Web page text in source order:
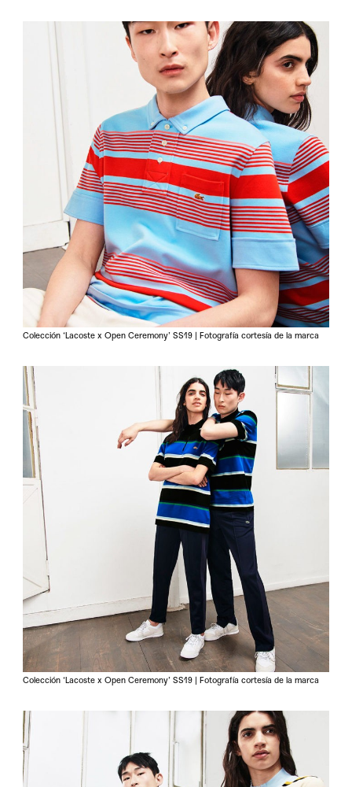
Colección ‘Lacoste x Open Ceremony’ SS19 | Fotografía cortesía de la marca
Colección ‘Lacoste x Open Ceremony’ SS19 | Fotografía cortesía de la marca